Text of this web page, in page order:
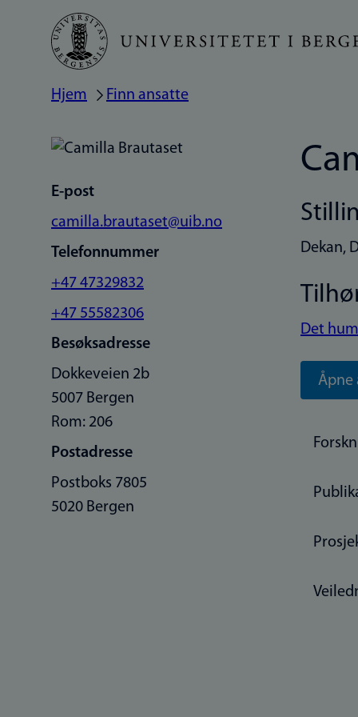
Hopp
hovedinnhold
Navigasjonssti
Hjem Finn ansatte
E-post
camilla.brautaset@uib.no
Telefonnummer
+47 47329832
+47 55582306
Besøksadresse
Dokkeveien 2b
5007 Bergen
Rom: 206
Postadresse
Postboks 7805
5020 Bergen
Dekan,
Det
Åpne